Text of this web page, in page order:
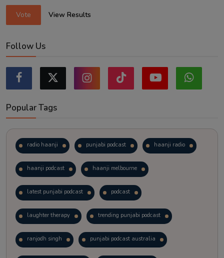
Vote View Results
Follow Us
Popular Tags
radio haanji punjabi podcast haanji radio
haanji podcast haanji melbourne
latest punjabi podcast podcast
laughter therapy trending punjabi podcast
ranjodh singh punjabi podcast australia